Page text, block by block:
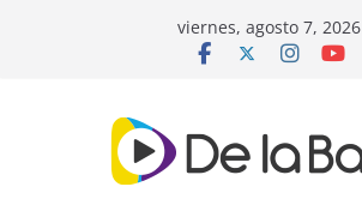
viernes, agosto 7, 2026